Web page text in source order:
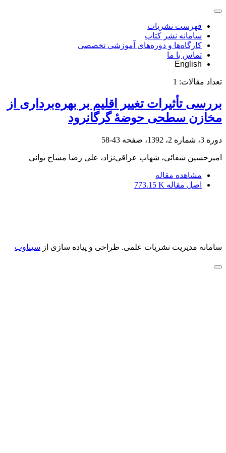
فهرست نشریات
سامانه نشر کتاب
کارگاه‌ها و دوره‌های آموزشی تخصصی
تماس با ما
English
تعداد مقالات: 1
بررسی تأثیرات تغییر اقلیم بر بهره‌برداری از
مخازن سطحی حوضۀ گرگانرود
دوره 3، شماره 2، 1392، صفحه 43-58
امیرحسین شفائی، شهاب عراقی‌نژاد، علی رضا مساح بوانی
مشاهده مقاله
اصل مقاله 773.15 K
سامانه مدیریت نشریات علمی. طراحی و پیاده سازی از سیناوب